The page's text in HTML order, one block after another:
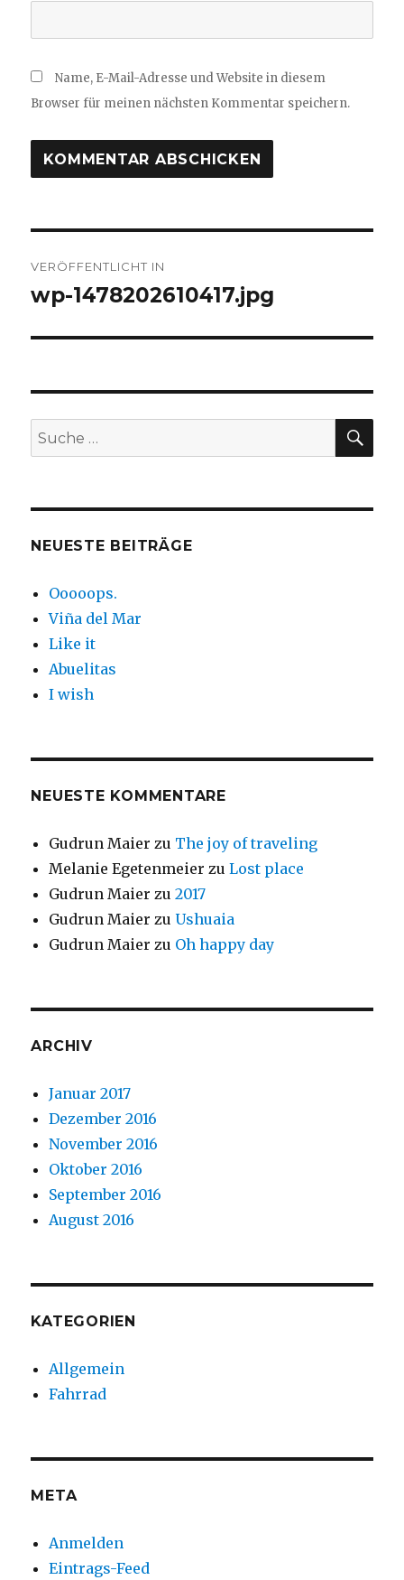
Name, E-Mail-Adresse und Website in diesem
Browser für meinen nächsten Kommentar speichern.
VERÖFFENTLICHT IN
wp-1478202610417.jpg
Suche
nach:
NEUESTE BEITRÄGE
Ooooops.
Viña del Mar
Like it
Abuelitas
I wish
NEUESTE KOMMENTARE
Gudrun Maier zu The joy of traveling
Melanie Egetenmeier zuLost place
Gudrun Maier zu2017
Gudrun Maier zuUshuaia
Gudrun Maier zu Oh happy day
ARCHIV
Januar 2017
Dezember 2016
November 2016
Oktober 2016
September 2016
August 2016
KATEGORIEN
Allgemein
Fahrrad
META
Anmelden
Eintrags-Feed